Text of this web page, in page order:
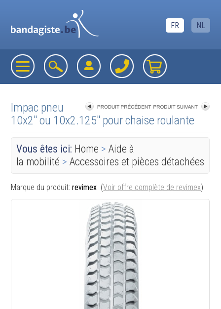
FR NL
Impac pneu
10x2" ou 10x2.125" pour chaise roulante
Vous êtes ici: Home >Aide à
la mobilité >Accessoires et pièces détachées
Marque du produit:revimex (Voir offre complète de revimex)